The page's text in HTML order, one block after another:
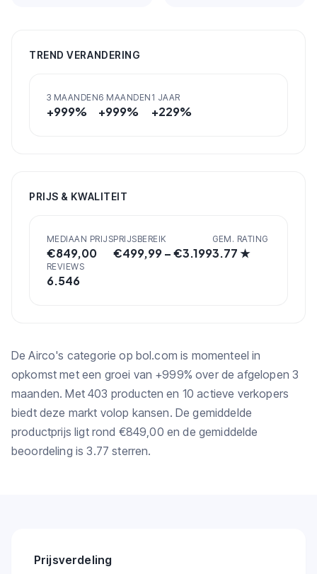
TREND VERANDERING
3 MAANDEN
+999%
6 MAANDEN
+999%
1 JAAR
+229%
PRIJS & KWALITEIT
MEDIAAN PRIJS
€849,00
PRIJSBEREIK
€499,99– €3.199
GEM. RATING
3.77★
REVIEWS
6.546
De Airco's categorie op bol.com is momenteel in
opkomst met een groei van +999% over de afgelopen 3
maanden. Met 403 producten en 10 actieve verkopers
biedt deze markt volop kansen. De gemiddelde
productprijs ligt rond €849,00 en de gemiddelde
beoordeling is 3.77 sterren.
Prijsverdeling